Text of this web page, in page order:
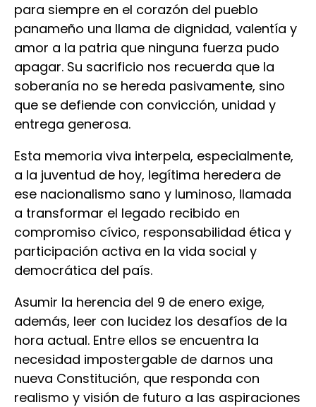
para siempre en el corazón del pueblo
panameño una llama de dignidad, valentía y
amor a la patria que ninguna fuerza pudo
apagar. Su sacrificio nos recuerda que la
soberanía no se hereda pasivamente, sino
que se defiende con convicción, unidad y
entrega generosa.
Esta memoria viva interpela, especialmente,
a la juventud de hoy, legítima heredera de
ese nacionalismo sano y luminoso, llamada
a transformar el legado recibido en
compromiso cívico, responsabilidad ética y
participación activa en la vida social y
democrática del país.
Asumir la herencia del 9 de enero exige,
además, leer con lucidez los desafíos de la
hora actual. Entre ellos se encuentra la
necesidad impostergable de darnos una
nueva Constitución, que responda con
realismo y visión de futuro a las aspiraciones